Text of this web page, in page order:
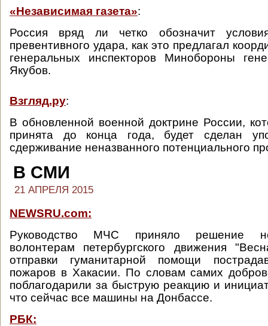
«Независимая газета»:
Россия вряд ли четко обозначит
превентивного удара, как это предлагал
генеральных инспекторов Минобороны
Якубов.
Взгляд.ру:
В обновленной военной доктрине России,
принята до конца года, будет сделан
сдерживание неназванного потенциального
В СМИ
21 АПРЕЛЯ 2015
NEWSRU.com:
Руководство МЧС приняло решение не
волонтерам петербургского движения
отправки гуманитарной помощи
пожаров в Хакасии. По словам самих
поблагодарили за быструю реакцию и
что сейчас все машины на Донбассе.
РБК: